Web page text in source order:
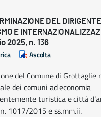
DEL
E
2025, n. 136
Ascolta
del Comune di Grottaglie
dei comuni ad economia
turistica e città
n. 1017/2015 e ss.mm.ii.